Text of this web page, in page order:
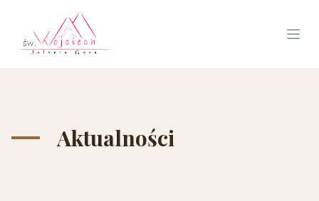
Aktualności